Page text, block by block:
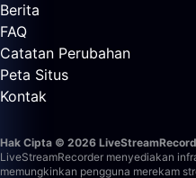
Berita
FAQ
Catatan Perubahan
Peta Situs
Kontak
Hak Cipta © 2026
LiveStreamRecorder menyediakan
memungkinkan pengguna merekam